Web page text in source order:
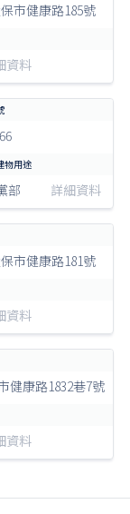
市健康路185號
資料
部 詳細資料
市健康路181號
資料
健康路1832巷7號
資料